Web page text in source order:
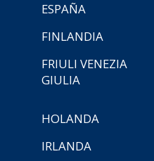
ESPAÑA
FINLANDIA
FRIULI VENEZIA
GIULIA
HOLANDA
IRLANDA